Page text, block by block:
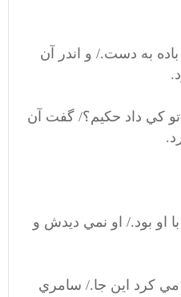
به دست./ و اندر آن
تو کي داد حکيم؟/ گفت آن
او بود./ او نمي ديدش و
کرد اين جا./ سامري